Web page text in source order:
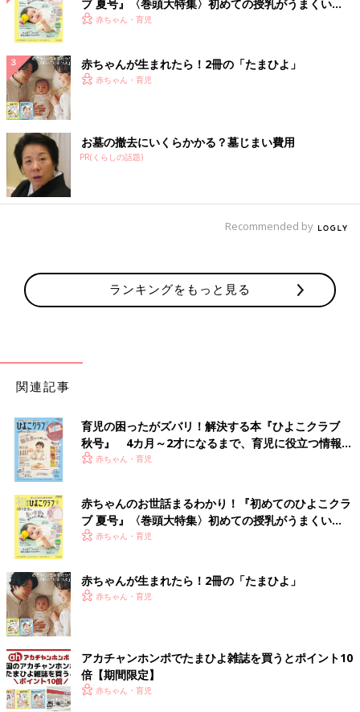
ブ 夏号』〈巻頭大特集〉初めての授乳がうまくい
く！ おっぱい・ミルクの基本と夏のトラブル 解決テ
赤ちゃん・育児
赤ちゃんが生まれたら！2冊の「たまひよ」
赤ちゃん・育児
お墓の撤去にいくらかかる？墓じまい費用
PR(くらしの話題)
Recommended by
ランキングをもっと見る
関連記事
育児の困ったがズバリ！解決する本『ひよこクラブ
秋号』 4カ月～2才になるまで、育児に役立つ情報が
いっぱい！
赤ちゃん・育児
赤ちゃんのお世話まるわかり！『初めてのひよこクラ
ブ 夏号』〈巻頭大特集〉初めての授乳がうまくい
く！ おっぱい・ミルクの基本と夏のトラブル 解決テ
赤ちゃん・育児
赤ちゃんが生まれたら！2冊の「たまひよ」
赤ちゃん・育児
アカチャンホンポでたまひよ雑誌を買うとポイント10
倍【期間限定】
赤ちゃん・育児